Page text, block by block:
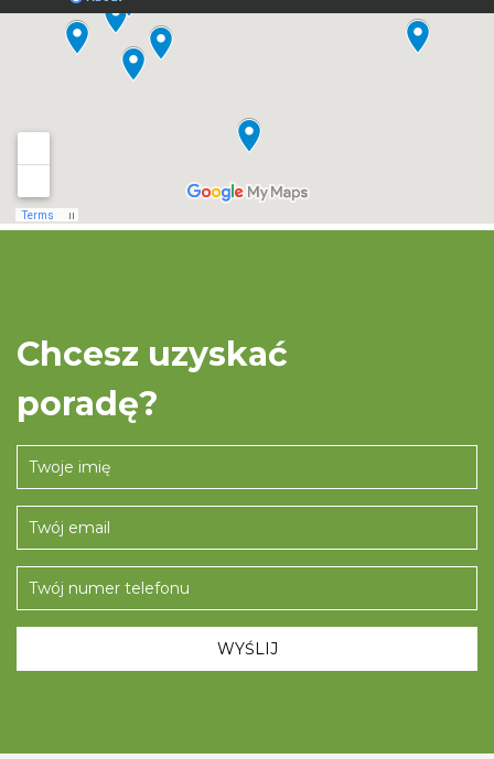
Chcesz uzyskać
poradę?